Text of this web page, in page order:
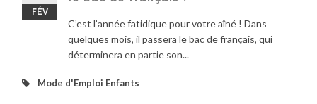
FÉV
C’est l’année fatidique pour votre aîné ! Dans
quelques mois, il passera le bac de français, qui
déterminera en partie son...
Mode d'Emploi Enfants